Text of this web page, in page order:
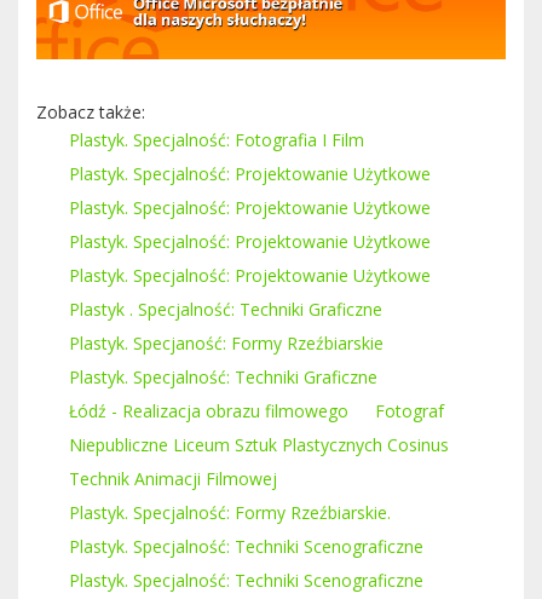
Zobacz także:
Plastyk. Specjalność: Fotografia I Film
Plastyk. Specjalność: Projektowanie Użytkowe
Plastyk. Specjalność: Projektowanie Użytkowe
Plastyk. Specjalność: Projektowanie Użytkowe
Plastyk. Specjalność: Projektowanie Użytkowe
Plastyk . Specjalność: Techniki Graficzne
Plastyk. Specjaność: Formy Rzeźbiarskie
Plastyk. Specjalność: Techniki Graficzne
Łódź - Realizacja obrazu filmowego
Fotograf
Niepubliczne Liceum Sztuk Plastycznych Cosinus
Technik Animacji Filmowej
Plastyk. Specjalność: Formy Rzeźbiarskie.
Plastyk. Specjalność: Techniki Scenograficzne
Plastyk. Specjalność: Techniki Scenograficzne